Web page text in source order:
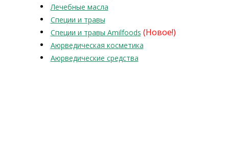
Лечебные масла
Специи и травы
Специи и травы Amilfoods (Новое!)
Аюрведическая косметика
Аюрведические средства